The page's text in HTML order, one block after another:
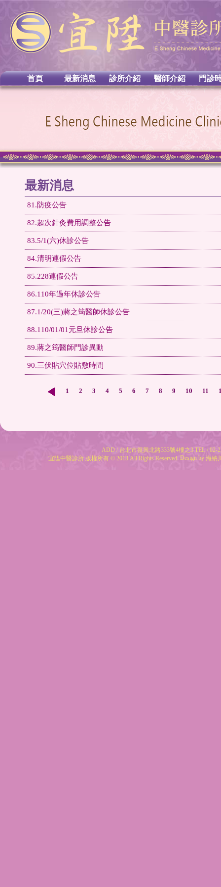
首頁 最新消息 診所介紹 醫師介紹 門診
最新消息
81.防疫公告
82.超次針灸費用調整公告
83.5/1(六)休診公告
84.清明連假公告
85.228連假公告
86.110年過年休診公告
87.1/20(三)蔣之筠醫師休診公告
88.110/01/01元旦休診公告
89.蔣之筠醫師門診異動
90.三伏貼穴位貼敷時間
1 2 3 4 5 6 7 8 9 10 11
ADD / 台北市復興北路333號4樓之3 TEL / 02-
宜陞中醫診所 版權所有 © 2013 All Rights Reserved. Design by 海納